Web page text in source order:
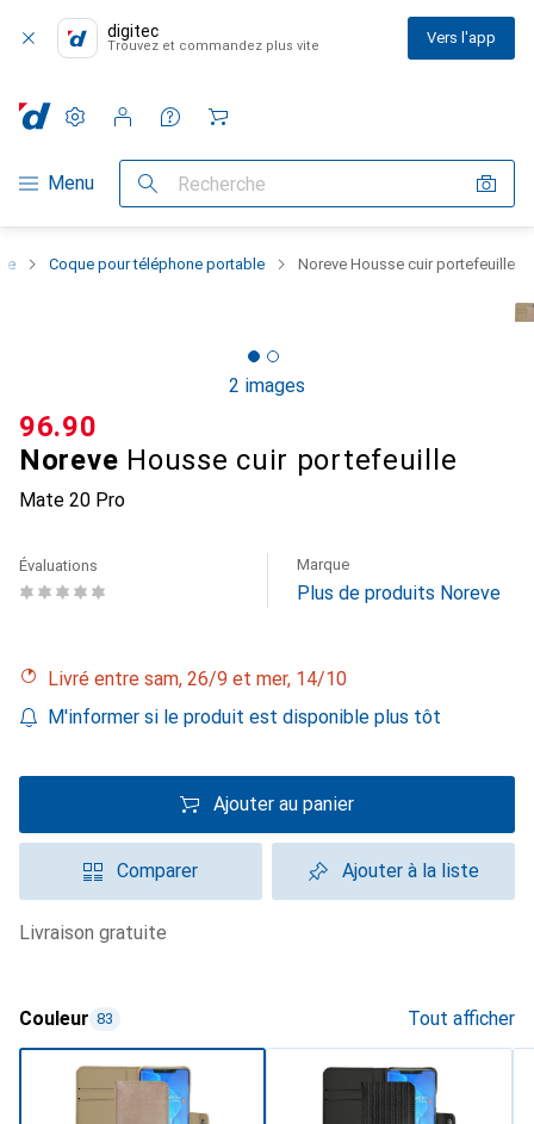
digitec
Trouvez et commandez plus vite Vers l'app
Navigation par catégorie
Menu Recherche
Paramètres
Compte client
Listes de comparaison
Listes d'envies
Panier
Coque pour téléphone portable Noreve Housse cuir portefeuille
2 images
Noreve Housse cuir portefeuille
Mate 20 Pro
CHF
96.90
Évaluations Marque
Plus de produits Noreve
Livré entre sam, 26/9 et mer, 14/10
M'informer si le produit est disponible plus tôt
Ajouter au panier
Comparer Ajouter à la liste
livraison gratuite
Couleur 83 Tout afficher